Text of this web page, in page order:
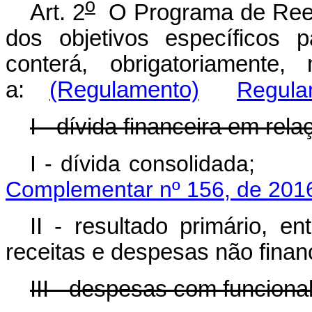
Art. 2oO Programa de
dos objetivos específicos
conterá,
a: (Regulamento)
I - dívida financeira em
I - dívida
Complementar nº 156, de
II - resultado primário,
receitas e despesas não
III - despesas com